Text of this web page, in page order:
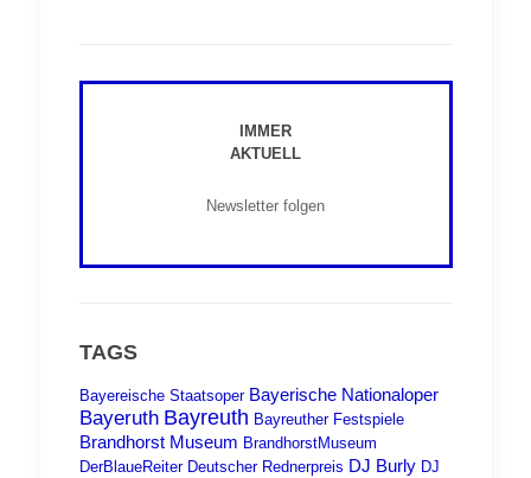
IMMER
AKTUELL
Newsletter folgen
TAGS
Bayereische Staatsoper Bayerische Nationaloper
Bayeruth Bayreuth Bayreuther Festspiele
Brandhorst Museum BrandhorstMuseum
DerBlaueReiter Deutscher Rednerpreis DJ Burly DJ